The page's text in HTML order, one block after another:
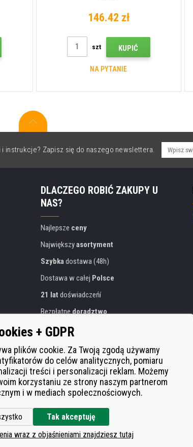
146.42 zł
szt KUPIĆ
NA PYTANIE
instrukcje? Zapisz się do naszego newslettera.
DLACZEGO ROBIĆ ZAKUPY U
NAS?
Najlepsze ceny
Największyasortyment
Szybka dostawa (48h)
Dostawa w całej Polsce
21 lat doświadczeńí
Bezpłatne doradztwo
Przyjazne podejście
Złoty certyfikat
Heureka
Bezpiecznepłatności online
+ GDPR
plików cookie. Za Twoją zgodą używamy
do celów analitycznych, pomiaru
treści i personalizacji reklam. Możemy
korzystaniu ze strony naszym partnerom
i w mediach społecznościowych.
Tak akceptuję
wraz z objaśnieniami znajdziesz tutaj